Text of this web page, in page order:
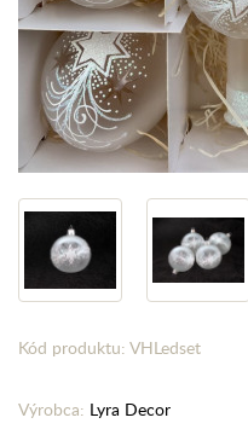
Kód produktu: VHLedset
Výrobca: Lyra Decor